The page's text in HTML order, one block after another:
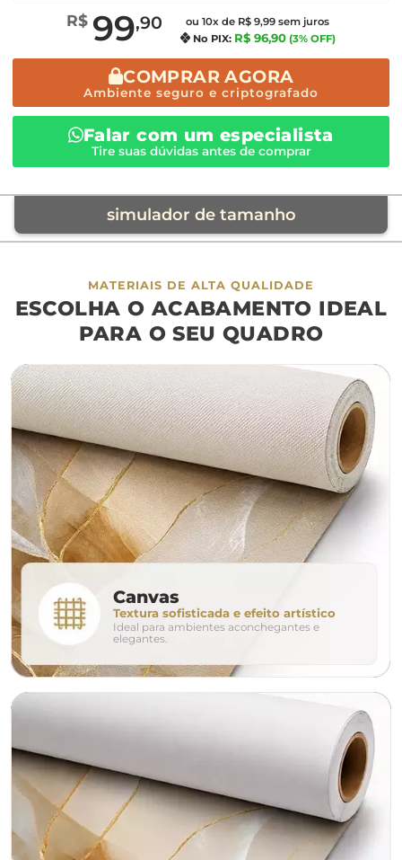
R$ 99,90
ou 10x de R$ 9,99 sem juros
No PIX: R$ 96,90 (3% OFF)
COMPRAR AGORA
Ambiente seguro e criptografado
Falar com um especialista
Tire suas dúvidas antes de comprar
simulador de tamanho
móvel de referência
sofá cama
largura aproximada
160cm 200cm
280cm 320cm
conjunto
avulso duo
o tamanho ideal para o seu ambiente é
MATERIAIS DE ALTA QUALIDADE
ESCOLHA O ACABAMENTO IDEAL
PARA O SEU QUADRO
Canvas
Textura sofisticada e efeito artístico
Ideal para ambientes aconchegantes e
elegantes.